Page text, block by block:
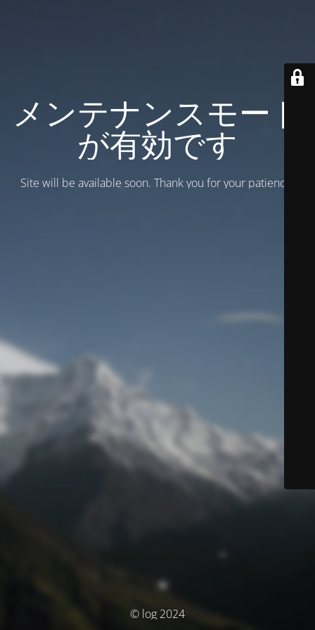
メンテナンスモード
が有効です
Site will be available soon. Thank you for your patience!
© log 2024